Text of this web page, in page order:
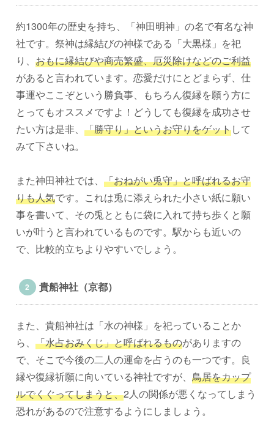
約1300年の歴史を持ち、「神田明神」の名で有名な神
社です。祭神は縁結びの神様である「大黒様」を祀
り、 おもに縁結びや商売繁盛、厄災除けなどのご利益
があると言われています。恋愛だけにとどまらず、仕
事運やここぞという勝負事、もちろん復縁を願う方に
とってもオススメですよ！どうしても復縁を成功させ
たい方は是非、 「勝守り」というお守りをゲットして
みて下さいね。
また神田神社では、 「おねがい兎守」と呼ばれるお守
りも人気です。これは兎に添えられた小さい紙に願い
事を書いて、その兎とともに袋に入れて持ち歩くと願
いが叶うと言われているものです。駅からも近いの
で、比較的立ちよりやすいでしょう。
貴船神社（京都）
また、貴船神社は「水の神様」を祀っていることか
ら、 「水占おみくじ」と呼ばれるものがありますの
で、そこで今後の二人の運命を占うのも一つです。良
縁や復縁祈願に向いている神社ですが、 鳥居をカップ
ルでくぐってしまうと、2人の関係が悪くなってしまう
恐れがあるので注意するようにしましょう。